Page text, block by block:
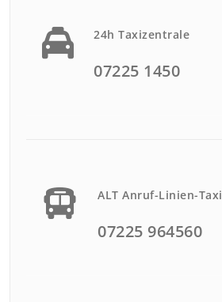
24h Taxizentrale
07225 1450
ALT Anruf-Linien-Taxi
07225 964560